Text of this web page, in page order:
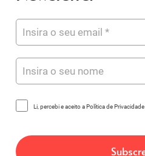
Li, percebi e aceito a Política de Privacidade